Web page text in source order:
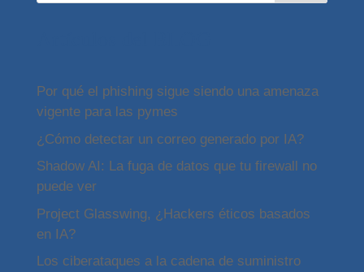
Por qué el phishing sigue siendo una amenaza
vigente para las pymes
¿Cómo detectar un correo generado por IA?
Shadow AI: La fuga de datos que tu firewall no
puede ver
Project Glasswing, ¿Hackers éticos basados
en IA?
Los ciberataques a la cadena de suministro